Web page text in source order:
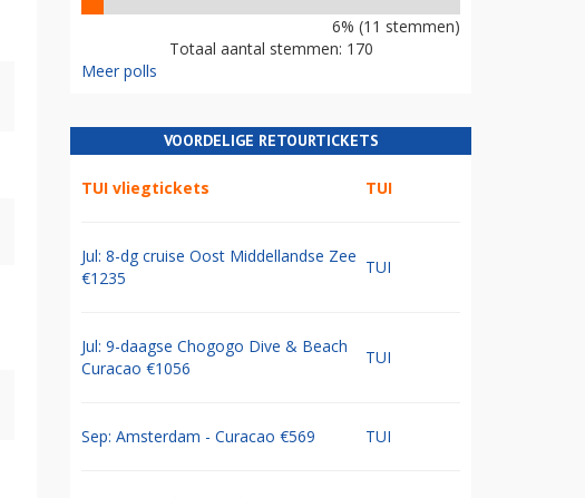
6% (11 stemmen)
Totaal aantal stemmen: 170
Meer polls
VOORDELIGE RETOURTICKETS
TUI vliegtickets TUI
Jul: 8-dg cruise Oost Middellandse Zee
€1235
TUI
Jul: 9-daagse Chogogo Dive & Beach
Curacao €1056
TUI
Sep: Amsterdam - Curacao €569 TUI